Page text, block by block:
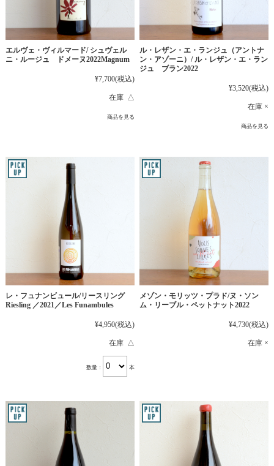
エルヴェ・ヴィルマード/ シュヴェル
ニ・ルージュ ドメーヌ2022Magnum
¥7,700(税込)
在庫 △
商品を見る
ル・レザン・エ・ランジュ（アントナ
ン・アゾーニ）/ ル・レザン・エ・ラン
ジュ ブラン2022
¥3,520(税込)
在庫 ×
商品を見る
レ・フュナンビュール/リースリング
Riesling ／2021／Les Funambules
¥4,950(税込)
在庫 △
数量： 本
メゾン・モリッツ・プラド/ヌ・ソン
ム・リーブル・ペットナット2022
¥4,730(税込)
在庫 ×